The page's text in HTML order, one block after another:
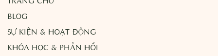
BLOG
SỰ KIỆN & HOẠT ĐỘNG
KHÓA HỌC & PHẢN HỒI